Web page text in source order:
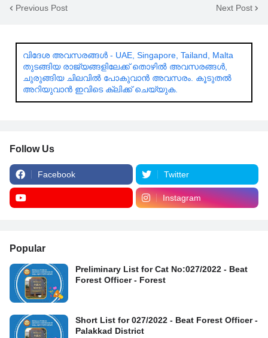
Previous Post Next Post
വിദേശ അവസരങ്ങൾ - UAE, Singapore, Tailand, Malta
തുടങ്ങിയ രാജ്യങ്ങളിലേക്ക് തൊഴിൽ അവസരങ്ങൾ,
ചുരുങ്ങിയ ചിലവിൽ പോകുവാൻ അവസരം. കൂടുതൽ
അറിയുവാൻ ഇവിടെ ക്ലിക്ക് ചെയ്യുക.
Follow Us
Facebook Twitter
Instagram
Popular
Preliminary List for Cat No:027/2022 - Beat
Forest Officer - Forest
Short List for 027/2022 - Beat Forest Officer -
Palakkad District